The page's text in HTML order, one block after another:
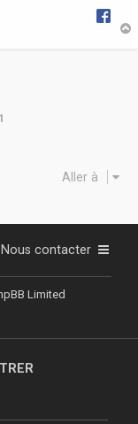
1
Aller à
Nous contacter
Limited